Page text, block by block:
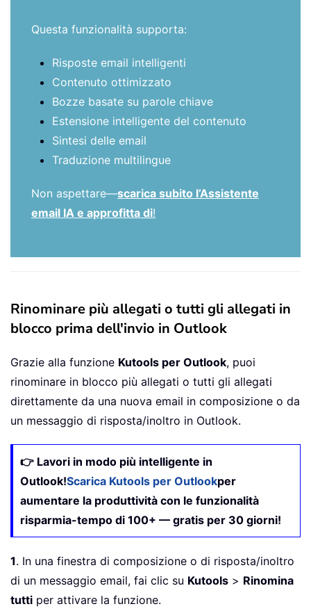
Questa funzionalità supporta:
Risposte email intelligenti
Contenuto ottimizzato
Bozze basate su parole chiave
Estensione intelligente del contenuto
Sintesi delle email
Traduzione multilingue
Non aspettare—scarica subito l’Assistente
email IA e approfitta di!
Rinominare più allegati o tutti gli allegati in
blocco prima dell'invio in Outlook
Grazie alla funzione Kutools per Outlook, puoi
rinominare in blocco più allegati o tutti gli allegati
direttamente da una nuova email in composizione o da
un messaggio di risposta/inoltro in Outlook.
👉 Lavori in modo più intelligente in
Outlook!Scarica Kutools per Outlookper
aumentare la produttività con le funzionalità
risparmia-tempo di 100+ — gratis per 30 giorni!
1. In una finestra di composizione o di risposta/inoltro
di un messaggio email, fai clic su Kutools > Rinomina
tutti per attivare la funzione.